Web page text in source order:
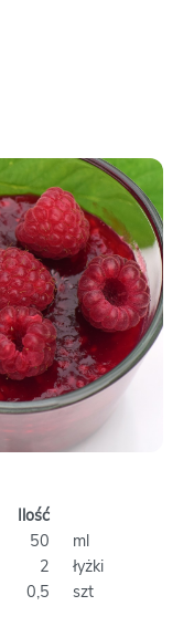
Ilość
50
ml
2
łyżki
0,5 szt